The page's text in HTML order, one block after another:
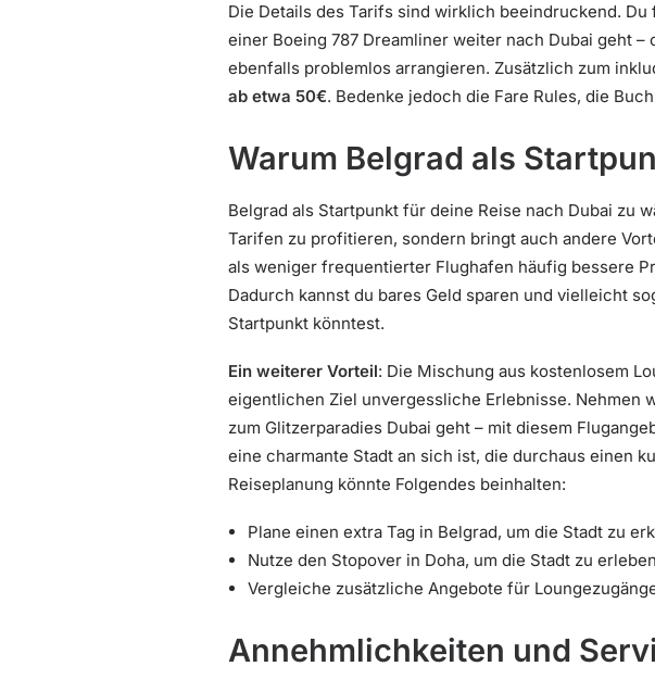
Die Details des Tarifs sind wirklich beeindruckend. Du
einer Boeing 787 Dreamliner weiter nach Dubai geht
ebenfalls problemlos arrangieren. Zusätzlich zum
ab etwa 50€. Bedenke jedoch die Fare Rules, die
Warum Belgrad als
Belgrad als Startpunkt für deine Reise nach Dubai zu
Tarifen zu profitieren, sondern bringt auch andere
als weniger frequentierter Flughafen häufig bessere
Dadurch kannst du bares Geld sparen und vielleicht
Startpunkt könntest.
Ein weiterer Vorteil: Die Mischung aus kostenlosem
eigentlichen Ziel unvergessliche Erlebnisse. Nehmen
zum Glitzerparadies Dubai geht – mit diesem
eine charmante Stadt an sich ist, die durchaus einen
Reiseplanung könnte Folgendes beinhalten:
Plane einen extra Tag in Belgrad, um die Stadt zu
Nutze den Stopover in Doha, um die Stadt zu
Vergleiche zusätzliche Angebote für
Annehmlichkeiten und